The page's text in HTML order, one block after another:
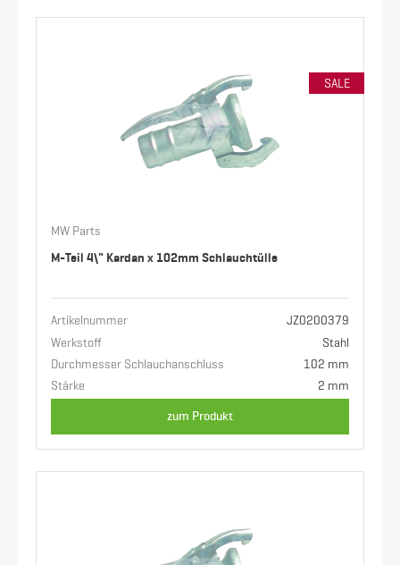
SALE
MW Parts
M-Teil 4\" Kardan x 102mm Schlauchtülle
Artikelnummer
JZ0200379
Werkstoff
Stahl
Durchmesser Schlauchanschluss
102 mm
Stärke
2 mm
zum Produkt